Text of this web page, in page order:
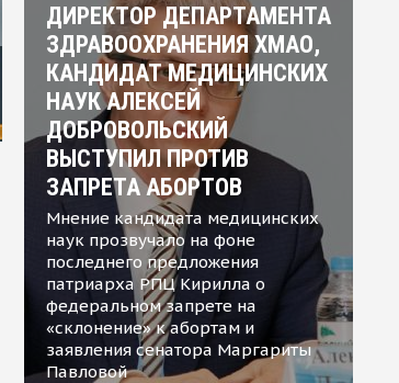
ДИРЕКТОР ДЕПАРТАМЕНТА
ЗДРАВООХРАНЕНИЯ ХМАО,
КАНДИДАТ МЕДИЦИНСКИХ
НАУК АЛЕКСЕЙ
ДОБРОВОЛЬСКИЙ
ВЫСТУПИЛ ПРОТИВ
ЗАПРЕТА АБОРТОВ
Мнение кандидата медицинских
наук прозвучало на фоне
последнего предложения
патриарха РПЦ Кирилла о
федеральном запрете на
«склонение» к абортам и
заявления сенатора Маргариты
Павловой